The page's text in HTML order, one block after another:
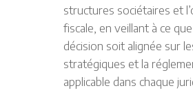
structures sociétaires et
fiscale, en veillant à ce
décision soit alignée sur
stratégiques et la
applicable dans chaque